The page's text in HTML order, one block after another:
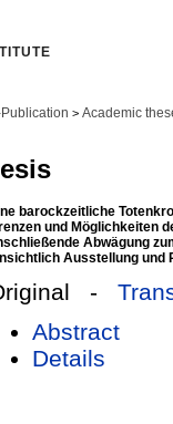
Publication > Academic
barockzeitliche
und Möglichkeiten
Abwägung
Ausstellung und
-
Abstract
Details